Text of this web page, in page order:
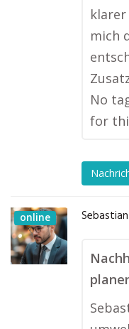
mich
No
for
online Sebastian